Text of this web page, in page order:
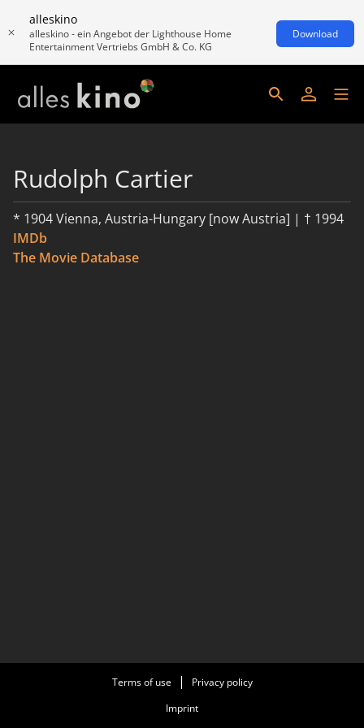
alleskino
alleskino - ein Angebot der Lighthouse Home
Entertainment Vertriebs GmbH & Co. KG
Download
Rudolph Cartier
* 1904 Vienna, Austria-Hungary [now Austria] | † 1994
IMDb
The Movie Database
Terms of use
Privacy policy
Imprint